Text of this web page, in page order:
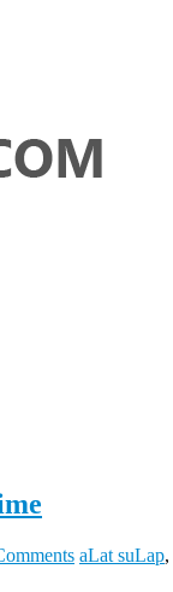
aLat suLap,